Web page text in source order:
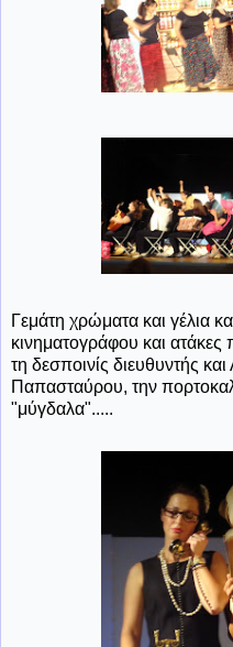
Γεμάτη χρώματα και γέλια
κινηματογράφου και
τη δεσποινίς διευθυντής
Παπασταύρου, την
"μύγδαλα".....